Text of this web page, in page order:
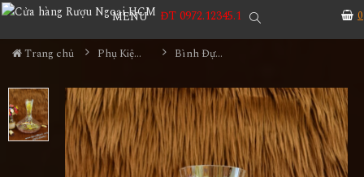
0
MENU ĐT 0972.12345.1
Trang chủ Phụ Kiện Rượu Bình Đựng Rượu Vang - Decanter Dáng Đẹp M19